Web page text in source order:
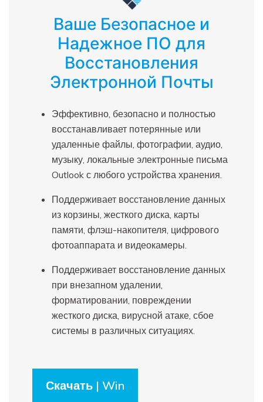
Ваше Безопасное и
Надежное ПО для
Восстановления
Электронной Почты
Эффективно, безопасно и полностью
восстанавливает потерянные или
удаленные файлы, фотографии, аудио,
музыку, локальные электронные письма
Outlook с любого устройства хранения.
Поддерживает восстановление данных
из корзины, жесткого диска, карты
памяти, флэш-накопителя, цифрового
фотоаппарата и видеокамеры.
Поддерживает восстановление данных
при внезапном удалении,
форматировании, повреждении
жесткого диска, вирусной атаке, сбое
системы в различных ситуациях.
Скачать | Win